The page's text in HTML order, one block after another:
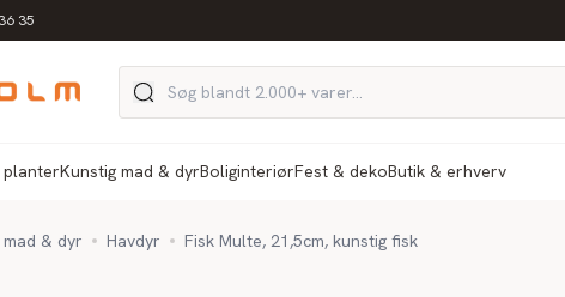
35
planterKunstig mad & dyrBoliginteriørFest & dekoButik & erhverv
& dyr Havdyr Fisk Multe, 21,5cm, kunstig fisk